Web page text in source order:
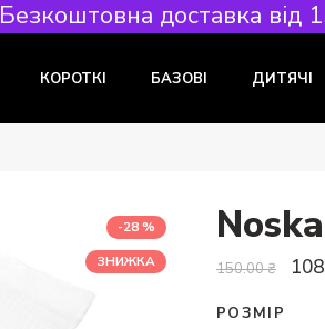
Безкоштовна доставка від
КОРОТКІ БАЗОВІ ДИТЯЧІ
-28 %
ЗНИЖКА
150.00₴
РОЗМІР